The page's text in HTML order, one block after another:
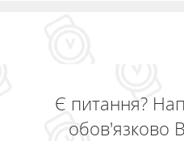
Є питання?
обов'язково